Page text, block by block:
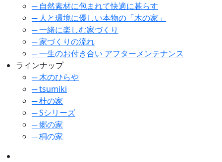
─ 自然素材に包まれて快適に暮らす
─ 人と環境に優しい本物の「木の家」
─ 一緒に楽しむ家づくり
─ 家づくりの流れ
─ 一生のお付き合い アフターメンテナンス
ラインナップ
─ 木のひらや
─ tsumiki
─ 杜の家
─ Sシリーズ
─ 郷の家
─ 桐の家